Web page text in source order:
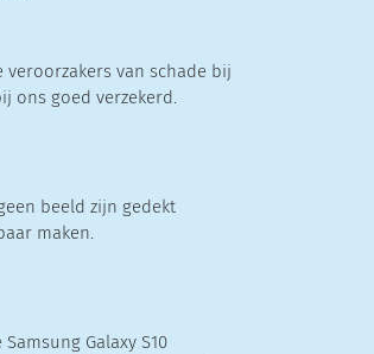
van schade bij
ons goed verzekerd.
beeld zijn gedekt
maken.
Galaxy S10